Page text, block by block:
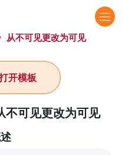
从不可见更改为可见
不可见更改为可见
开模板